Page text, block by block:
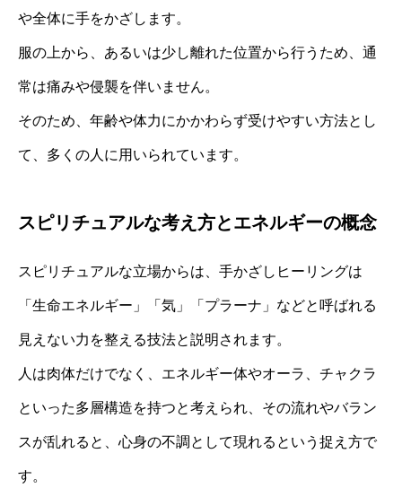
や全体に手をかざします。
服の上から、あるいは少し離れた位置から行うため、通
常は痛みや侵襲を伴いません。
そのため、年齢や体力にかかわらず受けやすい方法とし
て、多くの人に用いられています。
スピリチュアルな考え方とエネルギーの概念
スピリチュアルな立場からは、手かざしヒーリングは
「生命エネルギー」「気」「プラーナ」などと呼ばれる
見えない力を整える技法と説明されます。
人は肉体だけでなく、エネルギー体やオーラ、チャクラ
といった多層構造を持つと考えられ、その流れやバラン
スが乱れると、心身の不調として現れるという捉え方で
す。